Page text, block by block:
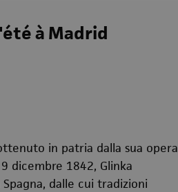
à Madrid
in patria dalla sua opera
dicembre 1842, Glinka
dalle cui tradizioni